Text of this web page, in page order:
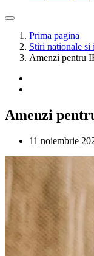
Prima pagina
Stiri nationale si
Amenzi pentru
Amenzi
11 noiembrie